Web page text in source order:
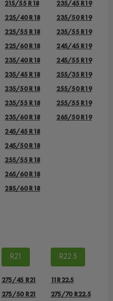
215/55 R18
225/40 R18
225/55 R18
225/60 R18
235/40 R18
235/45 R18
235/50 R18
235/55 R18
235/60 R18
245/45 R18
245/50 R18
255/55 R18
265/60 R18
285/60 R18
235/45 R19
235/50 R19
235/55 R19
245/45 R19
245/55 R19
255/35 R19
255/50 R19
255/55 R19
265/50 R19
R21
275/45 R21
275/50 R21
R22.5
11R22.5
275/70 R22.5